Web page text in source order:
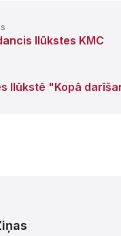
Ilūkstes KMC
Ilūkstē "Kopā